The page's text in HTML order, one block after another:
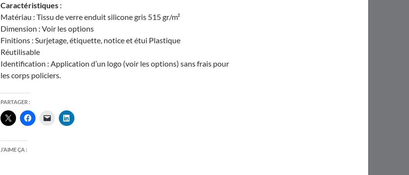
Caractéristiques :
Matériau : Tissu de verre enduit silicone gris 515 gr/m²
Dimension : Voir les options
Finitions : Surjetage, étiquette, notice et étui Plastique
Réutilisable
Identification : Application d’un logo (voir les options) sans frais pour
les corps policiers.
PARTAGER :
J’AIME ÇA :